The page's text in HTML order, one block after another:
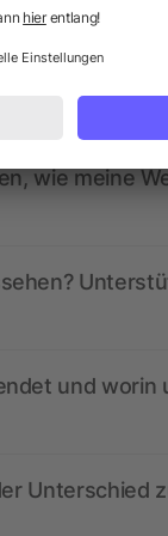
wie meine
und worin
Unterschied